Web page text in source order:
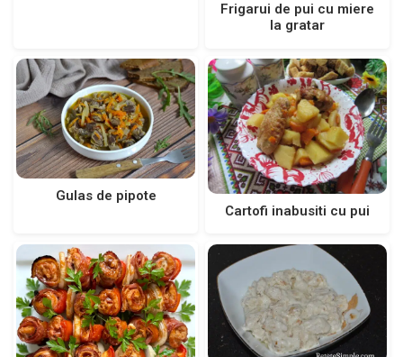
Frigarui de pui cu miere
la gratar
Gulas de pipote
Cartofi inabusiti cu pui